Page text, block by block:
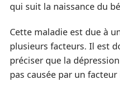
qui suit la naissance du
Cette maladie est due à
plusieurs facteurs. Il est
préciser que la
pas causée par un facteur